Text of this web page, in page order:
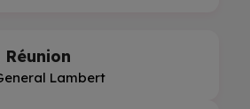
Lambert